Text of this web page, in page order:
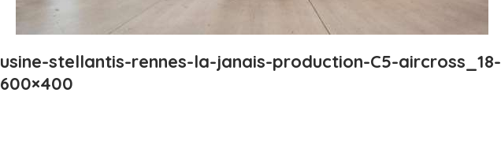
usine-stellantis-rennes-la-janais-production-C5-aircross_18-
600×400